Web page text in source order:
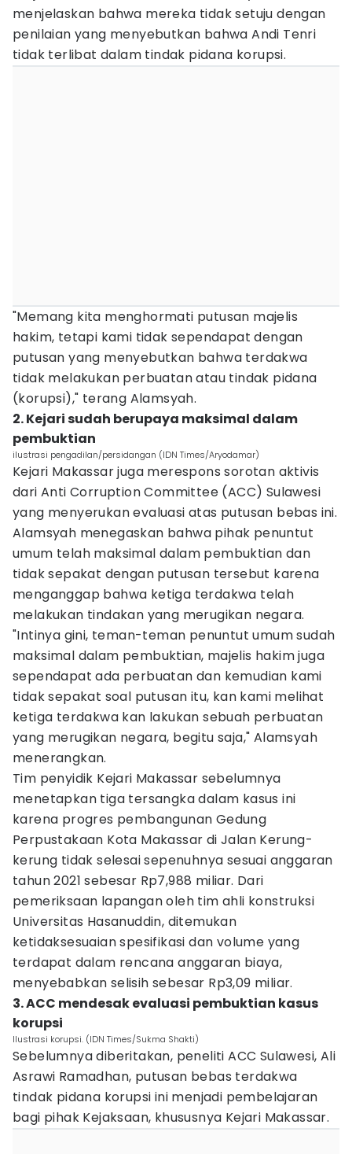
menjelaskan bahwa mereka tidak setuju dengan
penilaian yang menyebutkan bahwa Andi Tenri
tidak terlibat dalam tindak pidana korupsi.
"Memang kita menghormati putusan majelis
hakim, tetapi kami tidak sependapat dengan
putusan yang menyebutkan bahwa terdakwa
tidak melakukan perbuatan atau tindak pidana
(korupsi)," terang Alamsyah.
2. Kejari sudah berupaya maksimal dalam
pembuktian
ilustrasi pengadilan/persidangan (IDN Times/Aryodamar)
Kejari Makassar juga merespons sorotan aktivis
dari Anti Corruption Committee (ACC) Sulawesi
yang menyerukan evaluasi atas putusan bebas ini.
Alamsyah menegaskan bahwa pihak penuntut
umum telah maksimal dalam pembuktian dan
tidak sepakat dengan putusan tersebut karena
menganggap bahwa ketiga terdakwa telah
melakukan tindakan yang merugikan negara.
"Intinya gini, teman-teman penuntut umum sudah
maksimal dalam pembuktian, majelis hakim juga
sependapat ada perbuatan dan kemudian kami
tidak sepakat soal putusan itu, kan kami melihat
ketiga terdakwa kan lakukan sebuah perbuatan
yang merugikan negara, begitu saja," Alamsyah
menerangkan.
Tim penyidik Kejari Makassar sebelumnya
menetapkan tiga tersangka dalam kasus ini
karena progres pembangunan Gedung
Perpustakaan Kota Makassar di Jalan Kerung-
kerung tidak selesai sepenuhnya sesuai anggaran
tahun 2021 sebesar Rp7,988 miliar. Dari
pemeriksaan lapangan oleh tim ahli konstruksi
Universitas Hasanuddin, ditemukan
ketidaksesuaian spesifikasi dan volume yang
terdapat dalam rencana anggaran biaya,
menyebabkan selisih sebesar Rp3,09 miliar.
3. ACC mendesak evaluasi pembuktian kasus
korupsi
Ilustrasi korupsi. (IDN Times/Sukma Shakti)
Sebelumnya diberitakan, peneliti ACC Sulawesi, Ali
Asrawi Ramadhan, putusan bebas terdakwa
tindak pidana korupsi ini menjadi pembelajaran
bagi pihak Kejaksaan, khususnya Kejari Makassar.